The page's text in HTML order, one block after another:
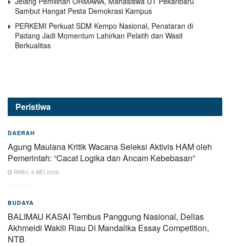
Sambut Hangat Pesta Demokrasi Kampus
PERKEMI Perkuat SDM Kempo Nasional, Penataran di
Padang Jadi Momentum Lahirkan Pelatih dan Wasit
Berkualitas
Peristiwa
DAERAH
Agung Maulana Kritik Wacana Seleksi Aktivis HAM oleh
Pemerintah: “Cacat Logika dan Ancam Kebebasan”
RABU, 6 MEI 2026
BUDAYA
BALIMAU KASAI Tembus Panggung Nasional, Dellas
Akhmeidi Wakili Riau Di Mandalika Essay Competition,
NTB